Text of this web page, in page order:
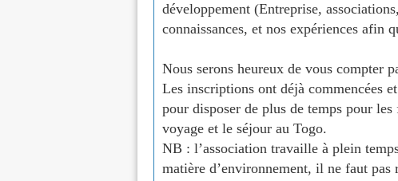
développement (Entreprise,
connaissances, et nos expériences
Nous serons heureux de vous compter
Les inscriptions ont déjà commencées
pour disposer de plus de temps pour
voyage et le séjour au Togo.
NB : l’association travaille à plein
matière d’environnement, il ne faut pas